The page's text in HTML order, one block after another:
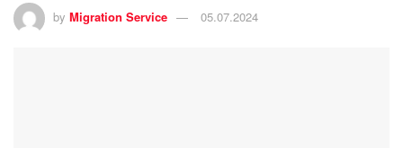
by Migration Service 05.07.2024